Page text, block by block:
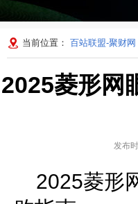
当前位置： 百站联盟-聚财网
2025菱形网
发布
2025菱形